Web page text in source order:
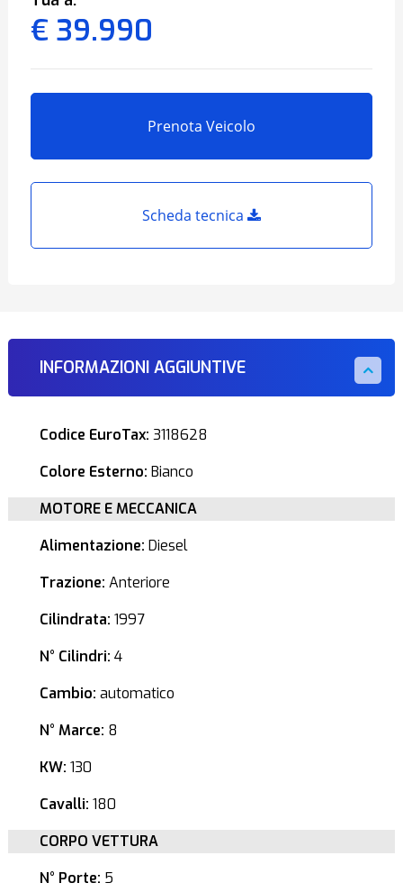
€ 39.990
Prenota Veicolo
Scheda tecnica
INFORMAZIONI AGGIUNTIVE
Codice EuroTax: 3118628
Colore Esterno: Bianco
MOTORE E MECCANICA
Alimentazione: Diesel
Trazione: Anteriore
Cilindrata: 1997
N° Cilindri: 4
Cambio: automatico
N° Marce: 8
KW: 130
Cavalli: 180
CORPO VETTURA
N° Porte: 5